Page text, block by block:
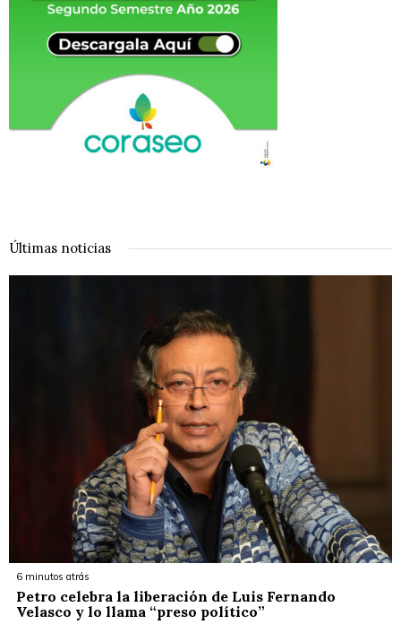
Últimas noticias
6 minutos atrás
Petro celebra la liberación de Luis Fernando
Velasco y lo llama “preso político”